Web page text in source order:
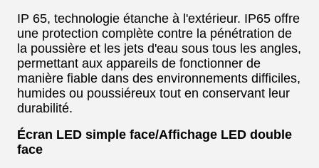
IP 65, technologie étanche à l'extérieur. IP65 offre
une protection complète contre la pénétration de
la poussière et les jets d'eau sous tous les angles,
permettant aux appareils de fonctionner de
manière fiable dans des environnements difficiles,
humides ou poussiéreux tout en conservant leur
durabilité.
Écran LED simple face/Affichage LED double
face